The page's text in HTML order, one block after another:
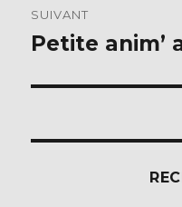
SUIVANT
Publication
Petite anim’